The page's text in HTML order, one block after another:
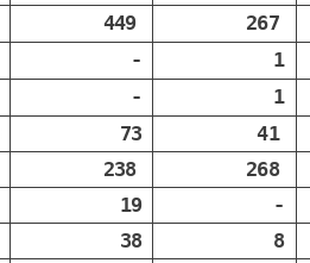
449 267
- 1
- 1
73 41
238 268
19 -
38 8